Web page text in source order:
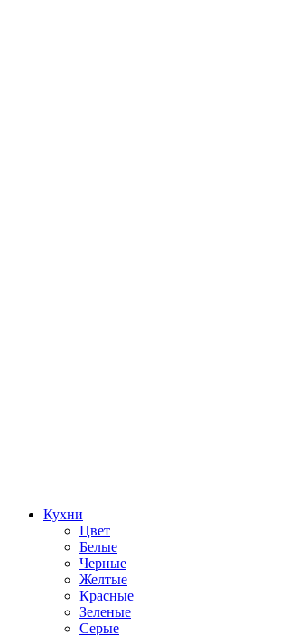
Кухни
Цвет
Белые
Черные
Желтые
Красные
Зеленые
Серые